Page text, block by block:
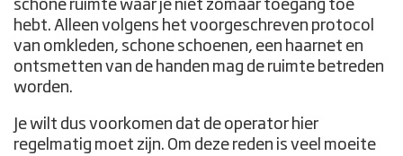
schone ruimte waar je niet zomaar toegang toe
hebt. Alleen volgens het voorgeschreven protocol
van omkleden, schone schoenen, een haarnet en
ontsmetten van de handen mag de ruimte betreden
worden.
Je wilt dus voorkomen dat de operator hier
regelmatig moet zijn. Om deze reden is veel moeite